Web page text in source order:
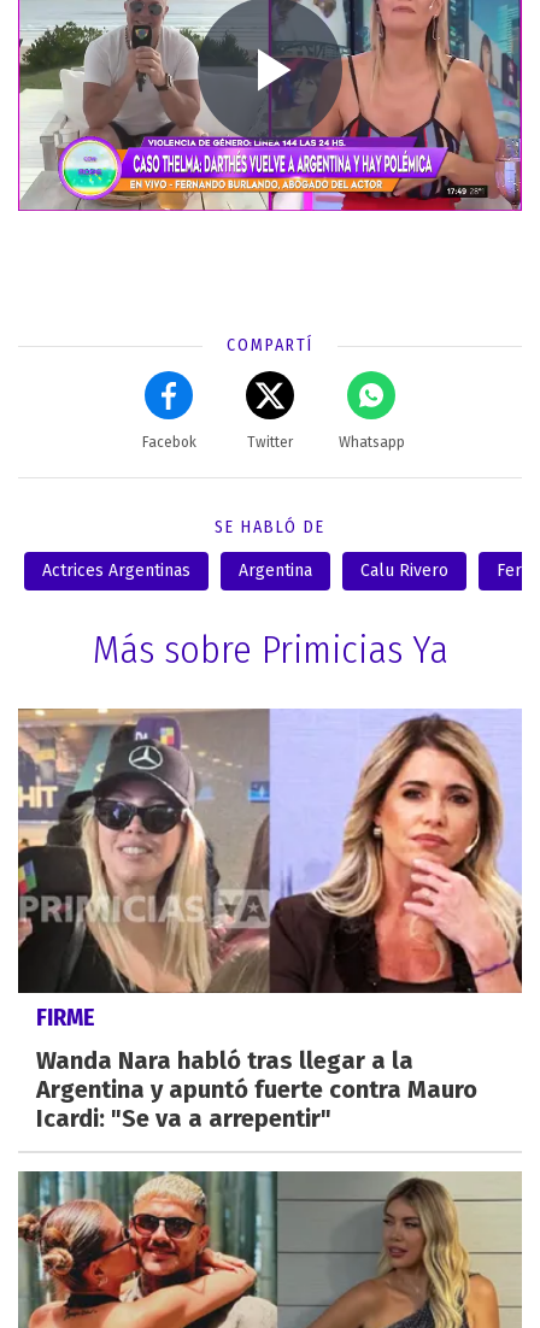
COMPARTÍ
Facebok Twitter Whatsapp
SE HABLÓ DE
Actrices Argentinas Argentina Calu Rivero
Más sobre Primicias Ya
FIRME
Wanda Nara habló tras llegar a la
Argentina y apuntó fuerte contra Mauro
Icardi: "Se va a arrepentir"